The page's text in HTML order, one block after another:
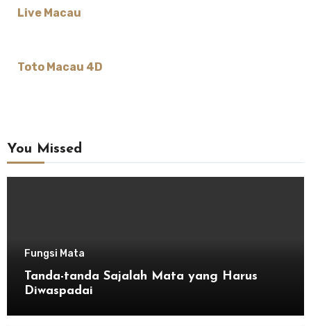
Live Macau
Toto Macau 4D
You Missed
Fungsi Mata
Tanda-tanda Sajalah Mata yang Harus
Diwaspadai